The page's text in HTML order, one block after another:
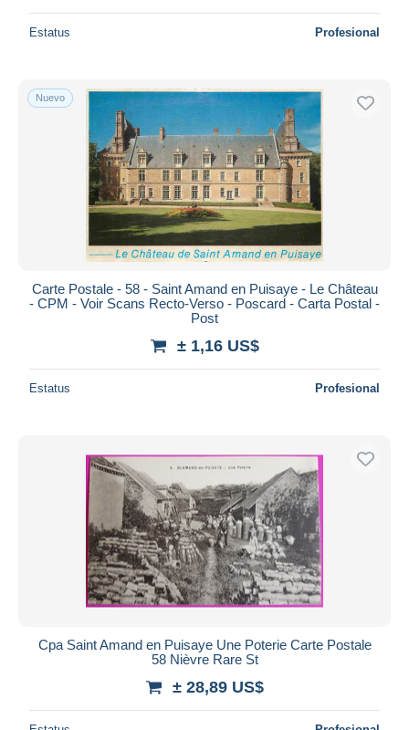
Estatus Profesional
Nuevo
Carte Postale - 58 - Saint Amand en Puisaye - Le Château
- CPM - Voir Scans Recto-Verso - Poscard - Carta Postal -
Post
± 1,16 US$
Estatus Profesional
Cpa Saint Amand en Puisaye Une Poterie Carte Postale
58 Nièvre Rare St
± 28,89 US$